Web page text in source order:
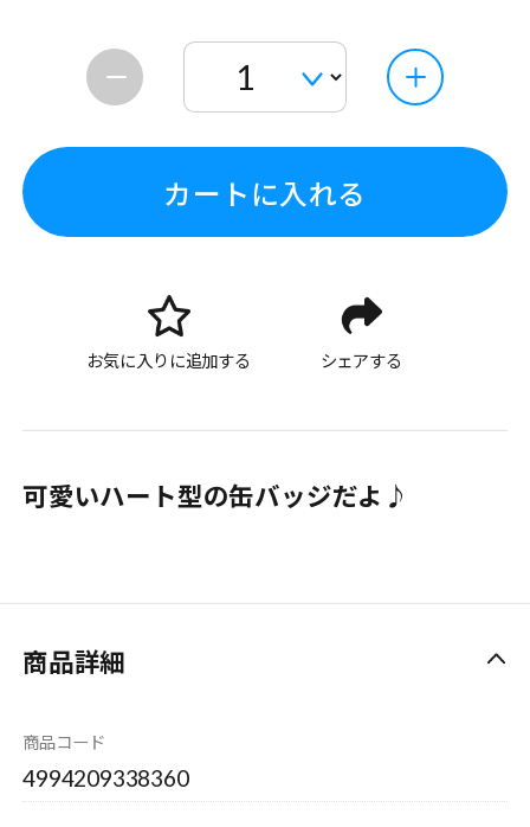
カートに入れる
お気に入りに追加する シェアする
可愛いハート型の缶バッジだよ♪
商品詳細
商品コード
4994209338360